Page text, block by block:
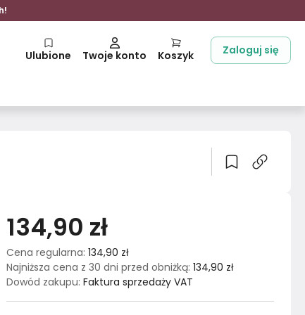
Ulubione Twoje konto Koszyk Zaloguj się
134,90 zł
Cena regularna: 134,90 zł
Najniższa cena z 30 dni przed obniżką: 134,90 zł
Dowód zakupu: Faktura sprzedaży VAT